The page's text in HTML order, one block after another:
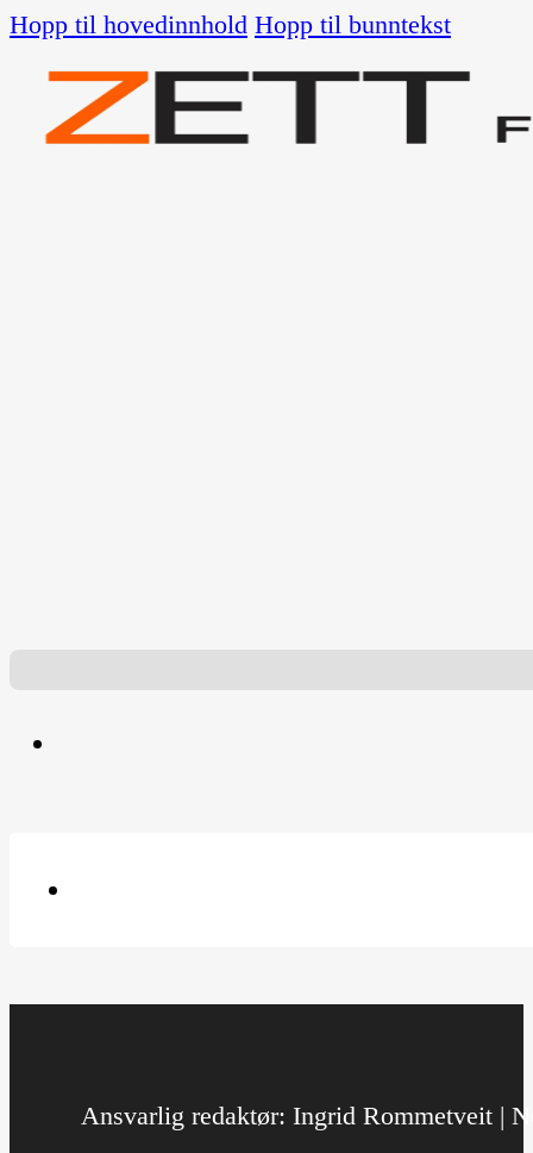
Hopp til hovedinnhold Hopp til bunntekst
Ansvarlig redaktør: Ingrid Rommetveit |